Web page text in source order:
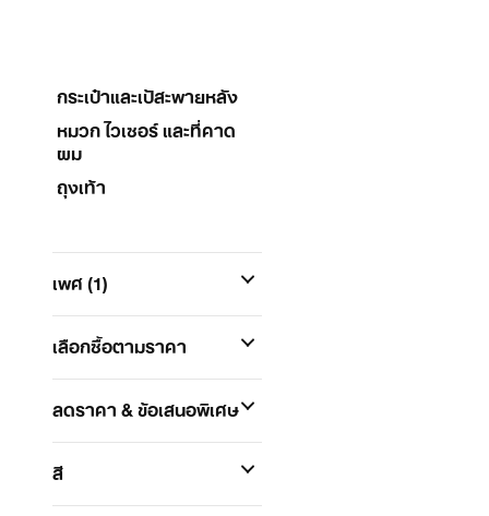
กระเป๋าและเป้สะพายหลัง
หมวก ไวเซอร์ และที่คาด
ผม
ถุงเท้า
เพศ(1)
เลือกซื้อตามราคา
ลดราคา & ข้อเสนอพิเศษ
สี